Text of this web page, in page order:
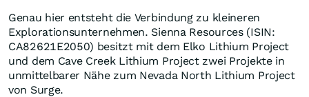
Genau hier entsteht die Verbindung zu kleineren
Explorationsunternehmen. Sienna Resources (ISIN:
CA82621E2050) besitzt mit dem Elko Lithium Project
und dem Cave Creek Lithium Project zwei Projekte in
unmittelbarer Nähe zum Nevada North Lithium Project
von Surge.